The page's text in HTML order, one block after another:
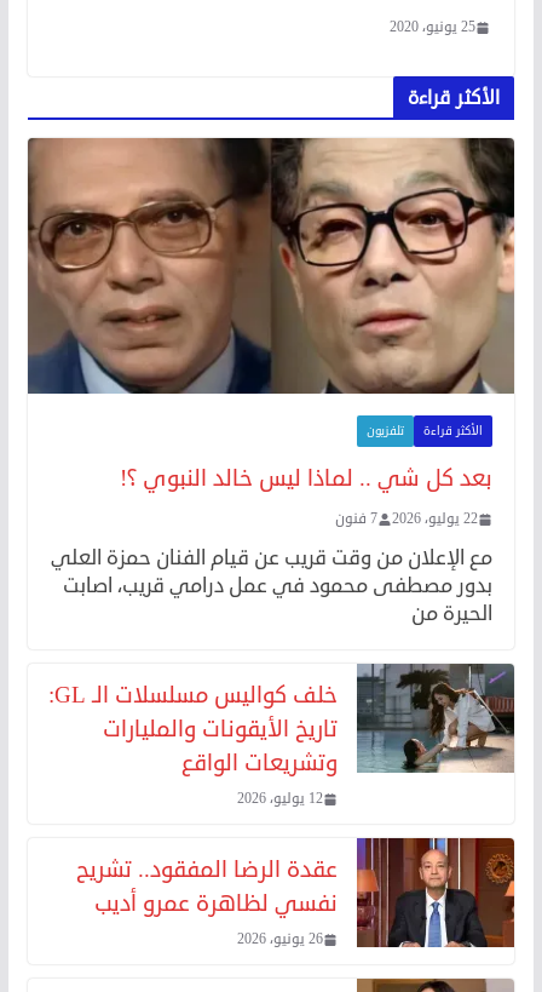
25 يونيو، 2020
الأكثر قراءة
الأكثر قراءة تلفزيون
بعد كل شي .. لماذا ليس خالد النبوي ؟!
22 يوليو، 2026 7 فنون
مع الإعلان من وقت قريب عن قيام الفنان حمزة العلي
بدور مصطفى محمود في عمل درامي قريب، اصابت
الحيرة من
خلف كواليس مسلسلات الـ GL:
تاريخ الأيقونات والمليارات
وتشريعات الواقع
12 يوليو، 2026
عقدة الرضا المفقود.. تشريح
نفسي لظاهرة عمرو أديب
26 يونيو، 2026